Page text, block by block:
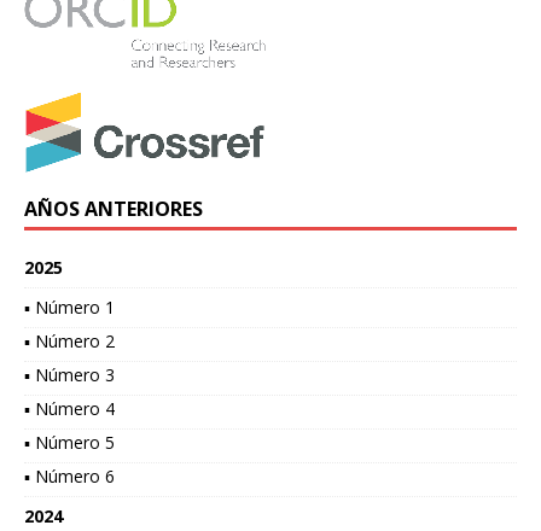
AÑOS ANTERIORES
2025
▪ Número 1
▪ Número 2
▪ Número 3
▪ Número 4
▪ Número 5
▪ Número 6
2024